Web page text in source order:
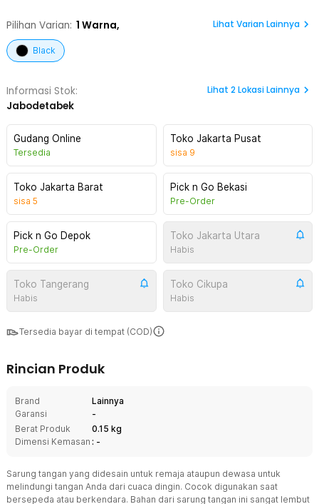
Pilihan Varian: 1 Warna, Lihat Varian Lainnya
Black
Informasi Stok:
Jabodetabek
Lihat 2Lokasi Lainnya
Gudang Online
Tersedia
Toko Jakarta Pusat
sisa 9
Toko Jakarta Barat
sisa 5
Pick n Go Bekasi
Pre-Order
Pick n Go Depok
Pre-Order
Toko Jakarta Utara
Habis
Toko Tangerang
Habis
Toko Cikupa
Habis
Tersedia bayar di tempat (COD)
Rincian Produk
Brand
Lainnya
Garansi
-
Berat Produk
0.15 kg
Dimensi Kemasan : -
Sarung tangan yang didesain untuk remaja ataupun dewasa untuk
melindungi tangan Anda dari cuaca dingin. Cocok digunakan saat
bersepeda atau berkendara. Bahan dari sarung tangan ini sangat lembut